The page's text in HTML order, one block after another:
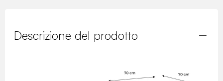
Descrizione del prodotto